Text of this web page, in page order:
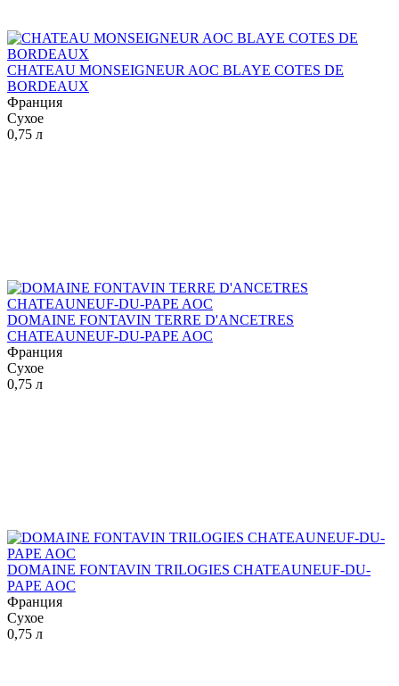
CHATEAU MONSEIGNEUR AOC BLAYE COTES DE
BORDEAUX
Франция
Сухое
0,75 л
DOMAINE FONTAVIN TERRE D'ANCETRES
CHATEAUNEUF-DU-PAPE AOC
Франция
Сухое
0,75 л
DOMAINE FONTAVIN TRILOGIES CHATEAUNEUF-DU-
PAPE AOC
Франция
Сухое
0,75 л